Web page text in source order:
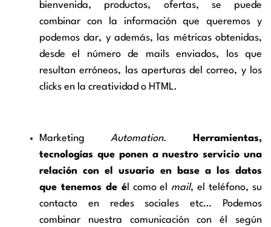
bienvenida, productos, ofertas, se puede
combinar con la información que queremos y
podemos dar, y además, las métricas obtenidas,
desde el número de mails enviados, los que
resultan erróneos, las aperturas del correo, y los
clicks en la creatividad o HTML.
Marketing Automation.
Herramientas,
tecnologías que ponen a nuestro servicio una
relación con el usuario en base a los datos
que tenemos de él como el mail, el teléfono, su
contacto en redes sociales etc… Podemos
combinar nuestra comunicación con él según